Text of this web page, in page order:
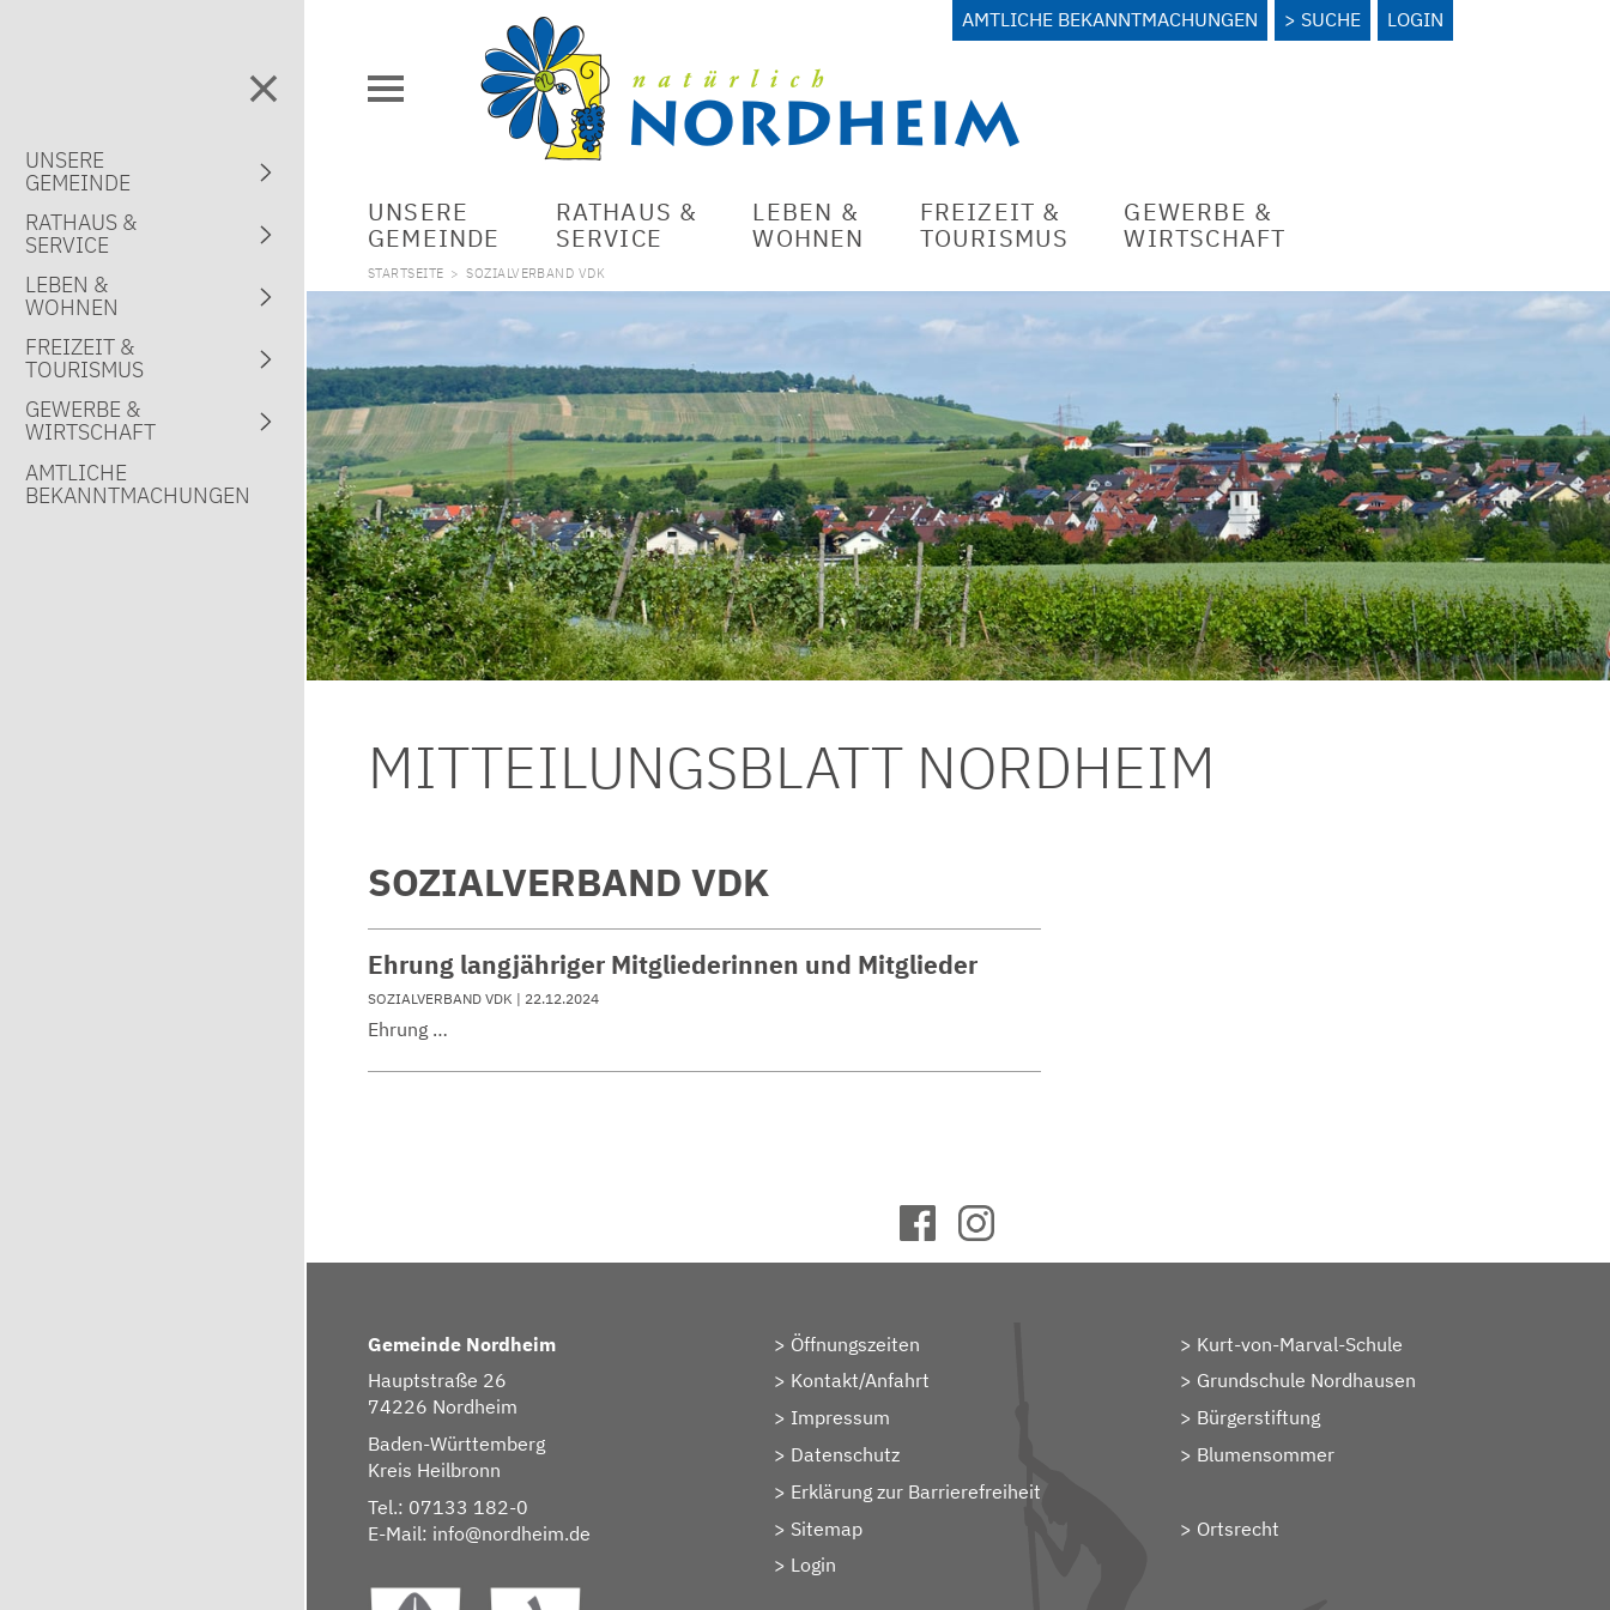
AMTLICHE BEKANNTMACHUNGEN SUCHE LOGIN
UNSERE
GEMEINDE
RATHAUS &
SERVICE
LEBEN &
WOHNEN
FREIZEIT &
TOURISMUS
GEWERBE &
WIRTSCHAFT
STARTSEITE > SOZIALVERBAND VDK
MITTEILUNGSBLATT NORDHEIM
SOZIALVERBAND VDK
Ehrung langjähriger Mitgliederinnen und Mitglieder
SOZIALVERBAND VDK | 22.12.2024
Ehrung …
Gemeinde Nordheim
Hauptstraße 26
74226 Nordheim
Baden-Württemberg
Kreis Heilbronn
Tel.: 07133 182-0
E-Mail: info@nordheim.de
Öffnungszeiten
Kontakt/Anfahrt
Impressum
Datenschutz
Erklärung zur Barrierefreiheit
Sitemap
> Login
Kurt-von-Marval-Schule
Grundschule Nordhausen
Bürgerstiftung
Blumensommer
Ortsrecht
UNSERE
GEMEINDE
RATHAUS &
SERVICE
LEBEN &
WOHNEN
FREIZEIT &
TOURISMUS
GEWERBE &
WIRTSCHAFT
AMTLICHE
BEKANNTMACHUNGEN